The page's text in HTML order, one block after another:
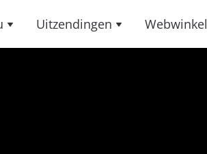
Uitzendingen Webwinkel